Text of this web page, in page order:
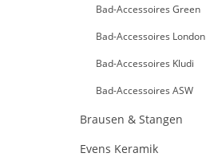
Bad-Accessoires Green
Bad-Accessoires London
Bad-Accessoires Kludi
Bad-Accessoires ASW
Brausen & Stangen
Evens Keramik